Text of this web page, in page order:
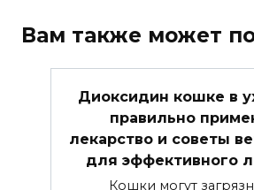
Вам также может
Диоксидин кошке в
правильно
лекарство и советы
для эффективного
Кошки могут